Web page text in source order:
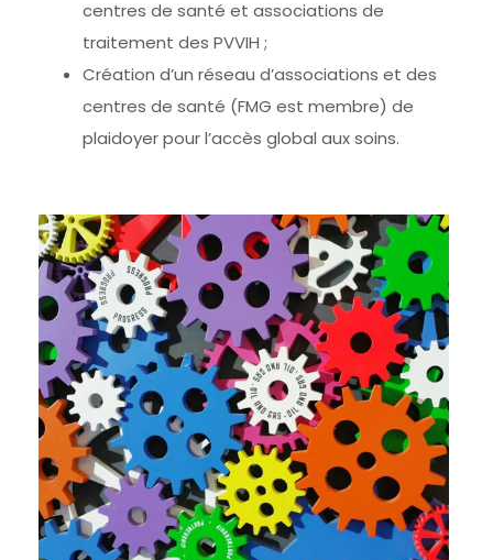
centres de santé et associations de
traitement des PVVIH ;
Création d’un réseau d’associations et des
centres de santé (FMG est membre) de
plaidoyer pour l’accès global aux soins.